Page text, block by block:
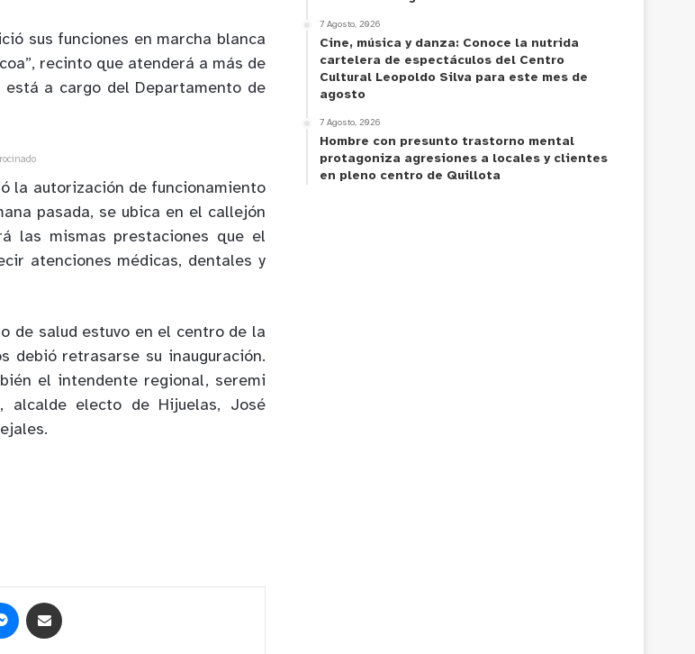
sus funciones en marcha blanca
recinto que atenderá a más de
a cargo del Departamento de
la autorización de funcionamiento
pasada, se ubica en el callejón
las mismas prestaciones que el
atenciones médicas, dentales y
de salud estuvo en el centro de la
debió retrasarse su inauguración.
el intendente regional, seremi
alcalde electo de Hijuelas, José
7 Agosto, 2026
Cine, música y danza: Conoce la nutrida
cartelera de espectáculos del Centro
Cultural Leopoldo Silva para este mes de
agosto
7 Agosto, 2026
Hombre con presunto trastorno mental
protagoniza agresiones a locales y clientes
en pleno centro de Quillota